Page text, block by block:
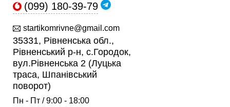
(099) 180-39-79
startikomrivne@gmail.com
35331, Рівненська обл.,
Рівненський р-н, с.Городок,
вул.Рівненська 2 (Луцька
траса, Шпанівський
поворот)
Пн - Пт / 9:00 - 18:00